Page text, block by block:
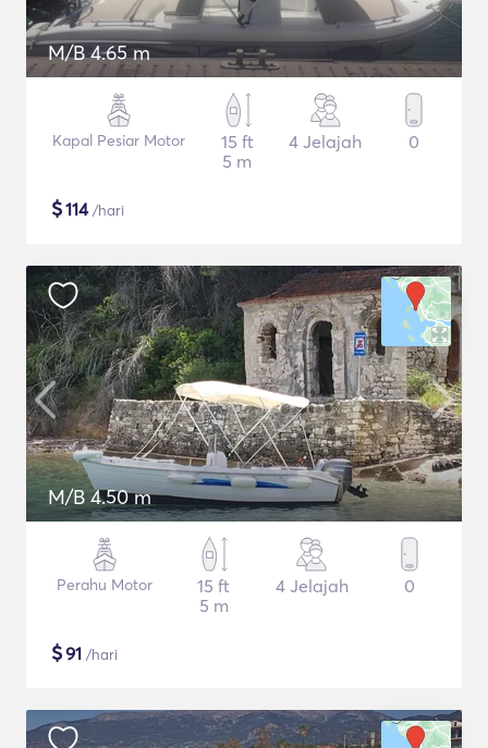
M/B 4.65 m
Kapal Pesiar Motor
15 ft
5 m
4 Jelajah 0
$114/hari
M/B 4.50 m
Perahu Motor
15 ft
5 m
4 Jelajah 0
$91 /hari